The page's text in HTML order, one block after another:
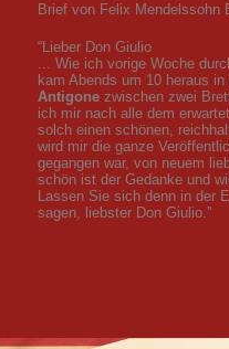
Brief von Felix Mendelssohn
“Lieber Don Giulio
... Wie ich vorige Woche
kam Abends um 10 heraus
Antigone zwischen zwei
ich mir nach alle dem
solch einen schönen,
wird mir die ganze
gegangen war, von neuem
schön ist der Gedanke und
Lassen Sie sich denn in der
sagen, liebster Don Giulio.”